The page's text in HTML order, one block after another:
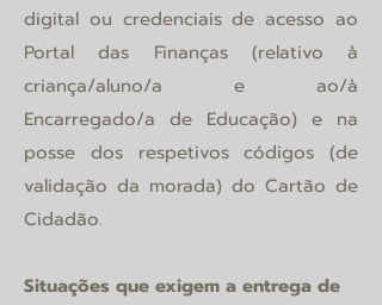
digital ou credenciais de acesso ao
Portal das Finanças (relativo à
criança/aluno/a e ao/à
Encarregado/a de Educação) e na
posse dos respetivos códigos (de
validação da morada) do Cartão de
Cidadão.
Situações que exigem a entrega de